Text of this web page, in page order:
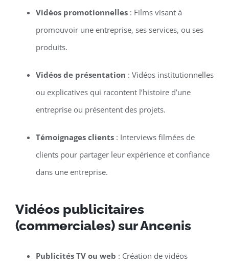
Vidéos promotionnelles: Films visant à
promouvoir une entreprise, ses services, ou ses
produits.
Vidéos de présentation : Vidéos institutionnelles
ou explicatives qui racontent l’histoire d’une
entreprise ou présentent des projets.
Témoignages clients: Interviews filmées de
clients pour partager leur expérience et confiance
dans une entreprise.
Vidéos publicitaires
(commerciales) sur Ancenis
Publicités TV ou web : Création de vidéos